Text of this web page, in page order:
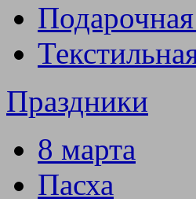
Праздники
8 марта
Пасха